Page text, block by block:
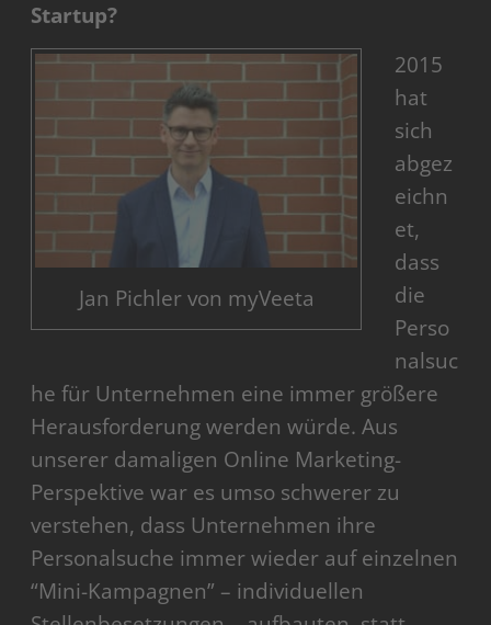
Startup?
Jan Pichler von myVeeta
2015
hat
sich
abgez
eichn
et,
dass
die
Perso
nalsuc
he für Unternehmen eine immer größere
Herausforderung werden würde. Aus
unserer damaligen Online Marketing-
Perspektive war es umso schwerer zu
verstehen, dass Unternehmen ihre
Personalsuche immer wieder auf einzelnen
“Mini-Kampagnen” – individuellen